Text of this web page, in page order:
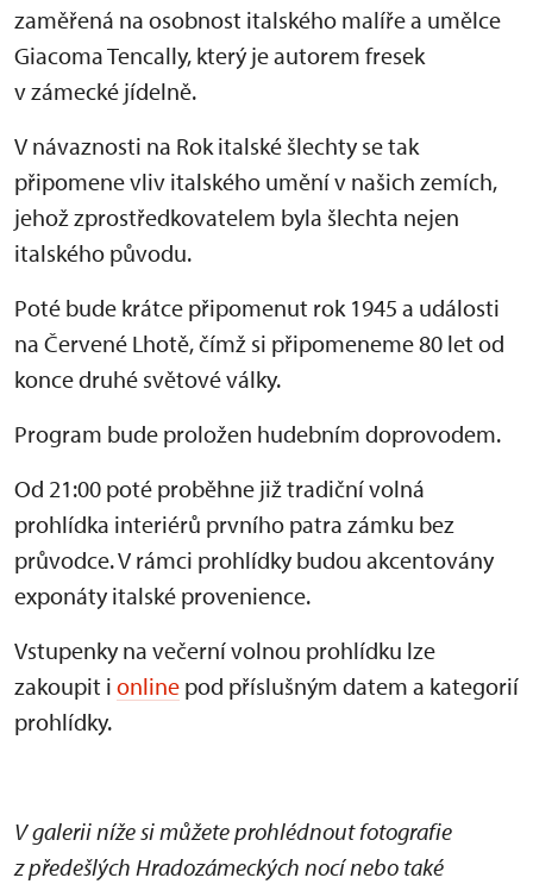
zaměřená na osobnost italského malíře a umělce
Giacoma Tencally, který je autorem fresek
v zámecké jídelně.
V návaznosti na Rok italské šlechty se tak
připomene vliv italského umění v našich zemích,
jehož zprostředkovatelem byla šlechta nejen
italského původu.
Poté bude krátce připomenut rok 1945 a události
na Červené Lhotě, čímž si připomeneme 80 let od
konce druhé světové války.
Program bude proložen hudebním doprovodem.
Od 21:00 poté proběhne již tradiční volná
prohlídka interiérů prvního patra zámku bez
průvodce. V rámci prohlídky budou akcentovány
exponáty italské provenience.
Vstupenky na večerní volnou prohlídku lze
zakoupit i online pod příslušným datem a kategorií
prohlídky.
V galerii níže si můžete prohlédnout fotografie
z předešlých Hradozámeckých nocí nebo také